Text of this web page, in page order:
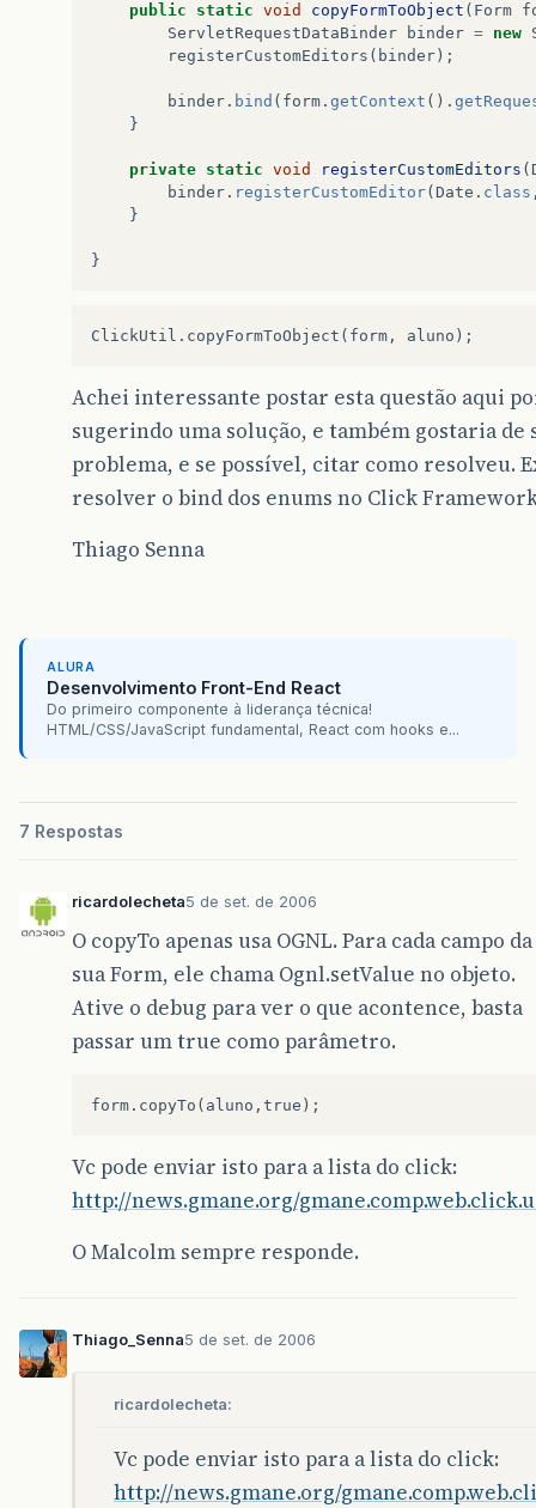
public static void copyFormToObject ( Form
ServletRequestDataBinder
binder = new
registerCustomEditors ( binder );
binder . bind ( form . getContext ().
}
private static void registerCustomEditors (
binder . registerCustomEditor( Date . class
}
}
Achei interessante postar esta questão aqui
sugerindo uma solução, e também gostaria de
problema, e se possível, citar como resolveu.
resolver o bind dos enums no Click
Thiago Senna
ALURA
Desenvolvimento Front-End React
Do primeiro componente à liderança técnica!
HTML/CSS/JavaScript fundamental, React com hooks e...
7 Respostas
ricardolecheta5 de set. de 2006
O copyTo apenas usa OGNL. Para cada campo da
sua Form, ele chama Ognl.setValue no objeto.
Ative o debug para ver o que acontence, basta
passar um true como parâmetro.
Vc pode enviar isto para a lista do click:
http://news.gmane.org/
O Malcolm sempre responde.
Thiago_Senna5 de set. de 2006
ricardolecheta:
Vc pode enviar isto para a lista do click:
http://news.gmane.org/